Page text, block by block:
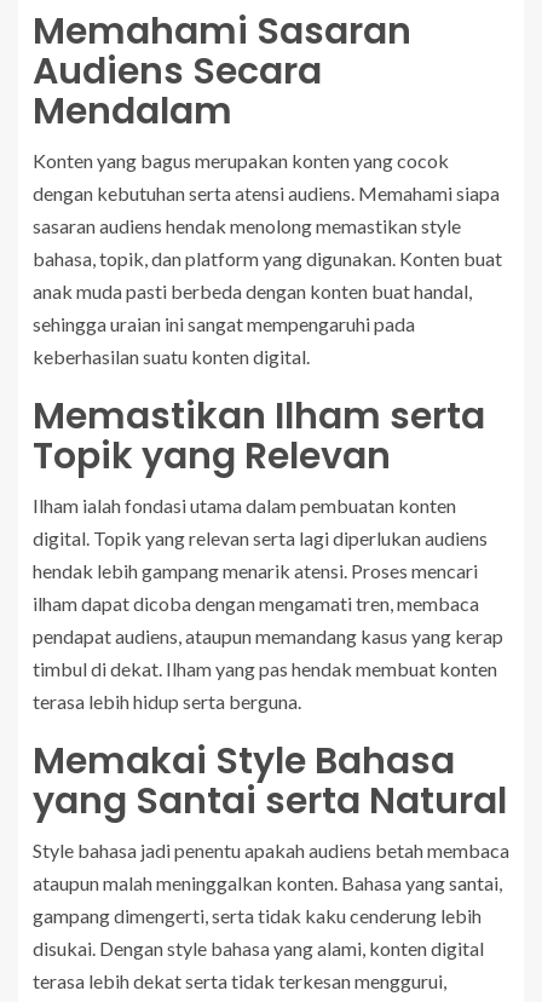
Memahami Sasaran
Audiens Secara
Mendalam
Konten yang bagus merupakan konten yang cocok
dengan kebutuhan serta atensi audiens. Memahami siapa
sasaran audiens hendak menolong memastikan style
bahasa, topik, dan platform yang digunakan. Konten buat
anak muda pasti berbeda dengan konten buat handal,
sehingga uraian ini sangat mempengaruhi pada
keberhasilan suatu konten digital.
Memastikan Ilham serta
Topik yang Relevan
Ilham ialah fondasi utama dalam pembuatan konten
digital. Topik yang relevan serta lagi diperlukan audiens
hendak lebih gampang menarik atensi. Proses mencari
ilham dapat dicoba dengan mengamati tren, membaca
pendapat audiens, ataupun memandang kasus yang kerap
timbul di dekat. Ilham yang pas hendak membuat konten
terasa lebih hidup serta berguna.
Memakai Style Bahasa
yang Santai serta Natural
Style bahasa jadi penentu apakah audiens betah membaca
ataupun malah meninggalkan konten. Bahasa yang santai,
gampang dimengerti, serta tidak kaku cenderung lebih
disukai. Dengan style bahasa yang alami, konten digital
terasa lebih dekat serta tidak terkesan menggurui,